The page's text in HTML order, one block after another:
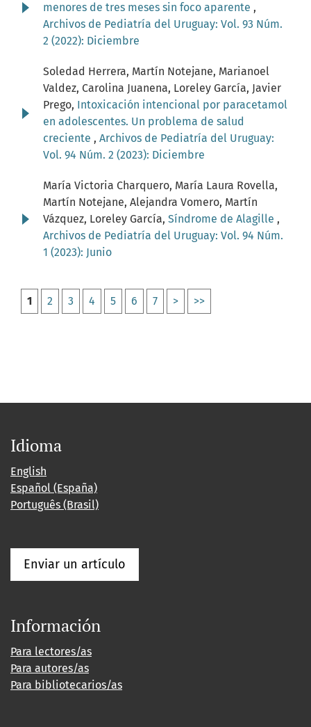
menores de tres meses sin foco aparente ,
Archivos de Pediatría del Uruguay: Vol. 93 Núm.
2 (2022): Diciembre
Soledad Herrera, Martín Notejane, Marianoel
Valdez, Carolina Juanena, Loreley García, Javier
Prego, Intoxicación intencional por paracetamol
en adolescentes. Un problema de salud
creciente , Archivos de Pediatría del Uruguay:
Vol. 94 Núm. 2 (2023): Diciembre
María Victoria Charquero, María Laura Rovella,
Martín Notejane, Alejandra Vomero, Martín
Vázquez, Loreley García, Síndrome de Alagille ,
Archivos de Pediatría del Uruguay: Vol. 94 Núm.
1 (2023): Junio
1 2 3 4 5 6 7 > >>
Idioma
English
Español (España)
Português (Brasil)
Enviar un artículo
Información
Para lectores/as
Para autores/as
Para bibliotecarios/as